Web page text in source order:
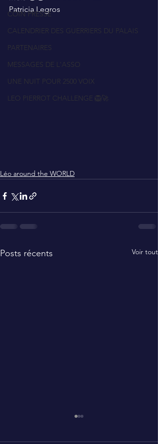
COIN PRESSE
CALENDRIER DES GUERRIERS DU PALAIS
PARTENAIRES
MESSAGES DE L'ASSO
UNE NUIT POUR 2500 VOIX
LEO PIERROT CHALLENGE 🦁🚀
Patricia Legros
Léo around the WORLD
Posts récents Voir tout